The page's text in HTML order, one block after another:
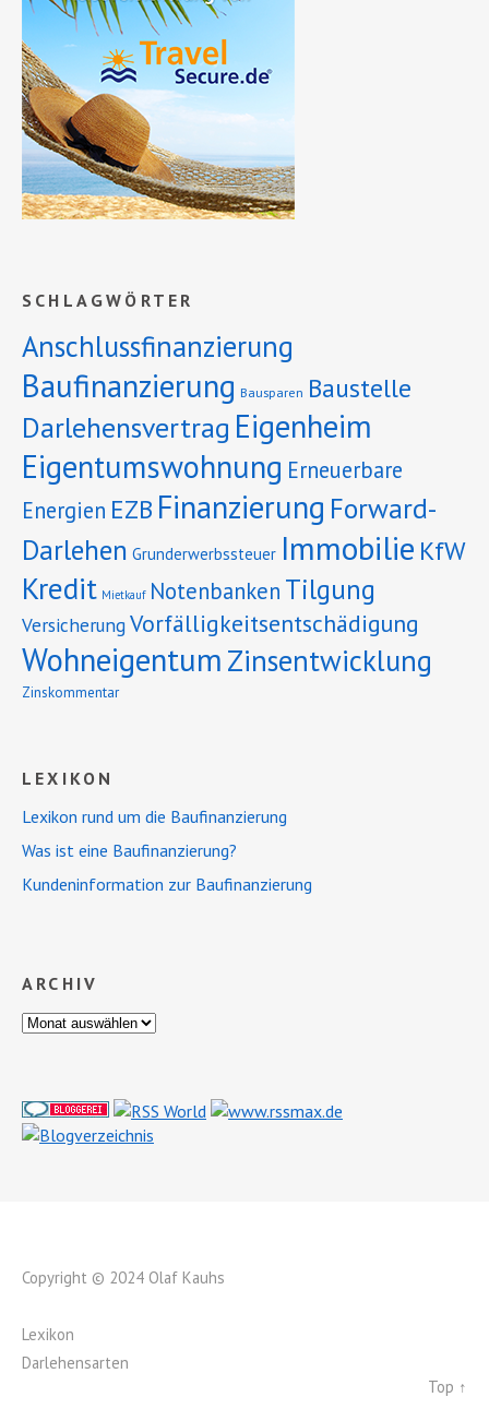
SCHLAGWÖRTER
Anschlussfinanzierung
Baufinanzierung Bausparen Baustelle
Darlehensvertrag Eigenheim
Eigentumswohnung Erneuerbare
Energien EZB Finanzierung Forward-
Darlehen Grunderwerbssteuer Immobilie KfW
Kredit Mietkauf Notenbanken Tilgung
VersicherungVorfälligkeitsentschädigung
Wohneigentum Zinsentwicklung
Zinskommentar
LEXIKON
Lexikon rund um die Baufinanzierung
Was ist eine Baufinanzierung?
Kundeninformation zur Baufinanzierung
ARCHIV
Copyright © 2024 Olaf Kauhs
Lexikon
Darlehensarten
Top ↑